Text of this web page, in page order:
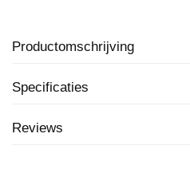
Productomschrijving
Specificaties
Reviews